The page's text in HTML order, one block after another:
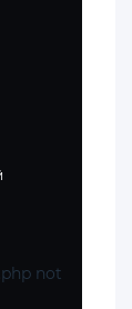
not